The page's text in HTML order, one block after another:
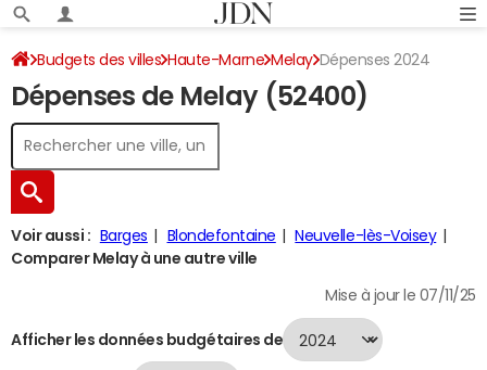
Budgets des villes Haute-Marne Melay Dépenses 2024
Dépenses de Melay (52400)
Voir aussi : Barges Blondefontaine
Neuvelle-lès-Voisey
Comparer Melay à une autre ville
Mise à jour le 07/11/25
Afficher les données budgétaires de